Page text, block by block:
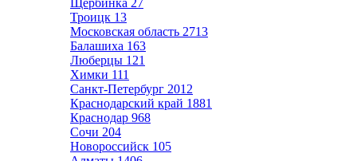
Щербинка 27
Троицк 13
Московская область 2713
Балашиха 163
Люберцы 121
Химки 111
Санкт-Петербург 2012
Краснодарский край 1881
Краснодар 968
Сочи 204
Новороссийск 105